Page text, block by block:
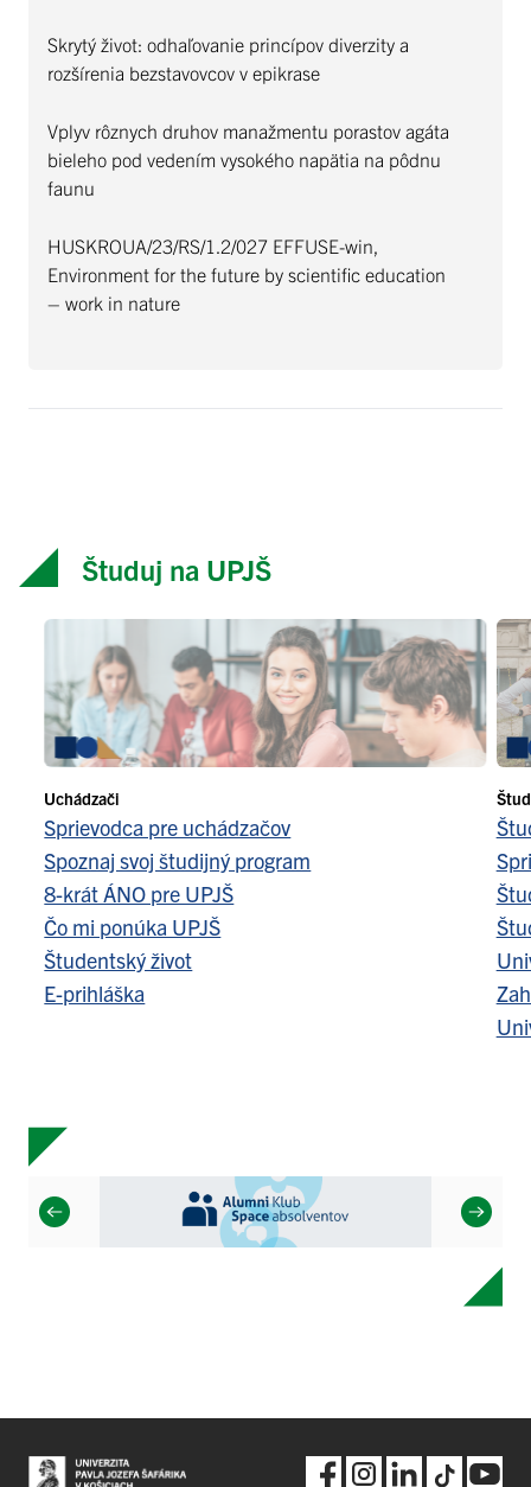
Skrytý život: odhaľovanie princípov diverzity a
rozšírenia bezstavovcov v epikrase
Vplyv rôznych druhov manažmentu porastov agáta
bieleho pod vedením vysokého napätia na pôdnu
faunu
HUSKROUA/23/RS/1.2/027 EFFUSE-win,
Environment for the future by scientific education
– work in nature
Študuj na UPJŠ
Uchádzači
Sprievodca pre uchádzačov
Spoznaj svoj študijný program
8-krát ÁNO pre UPJŠ
Čo mi ponúka UPJŠ
Študentský život
E-prihláška